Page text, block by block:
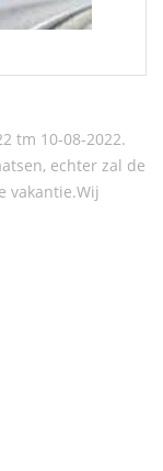
tm 10-08-2022.
echter zal de
vakantie.Wij